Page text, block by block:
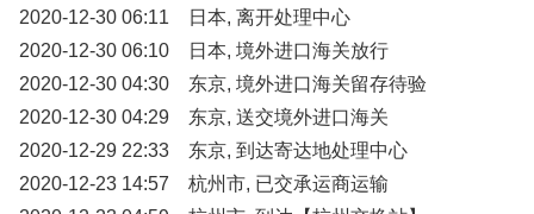
2020-12-30 06:11 日本, 离开处理中心
2020-12-30 06:10 日本, 境外进口海关放行
2020-12-30 04:30 东京, 境外进口海关留存待验
2020-12-30 04:29 东京, 送交境外进口海关
2020-12-29 22:33 东京, 到达寄达地处理中心
2020-12-23 14:57 杭州市, 已交承运商运输